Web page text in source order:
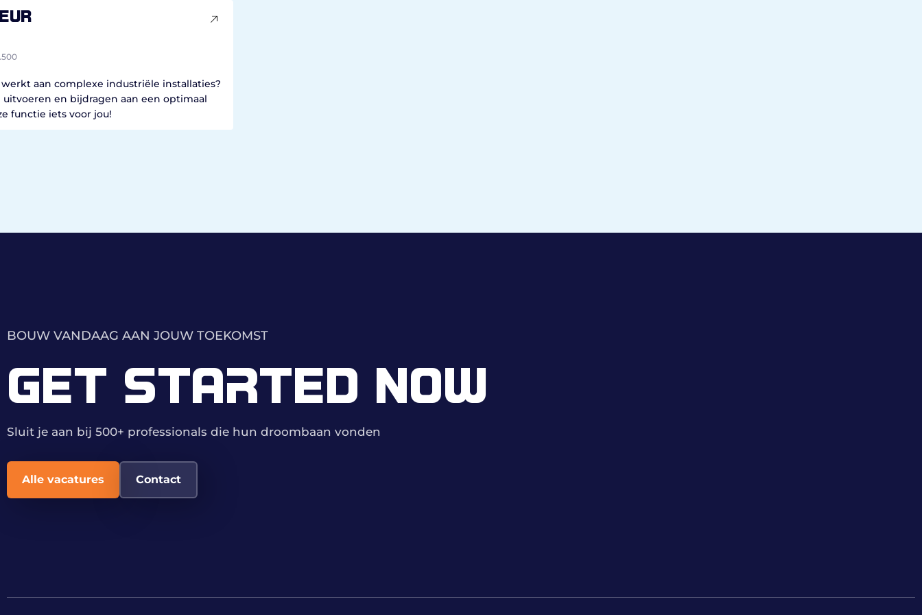
aan complexe industriële installaties?
en bijdragen aan een optimaal
functie iets voor jou!
BOUW VANDAAG AAN JOUW TOEKOMST
GET STARTED NOW
Sluit je aan bij 500+ professionals die hun droombaan vonden
Alle vacatures Contact